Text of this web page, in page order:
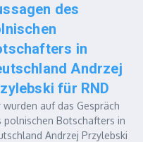
des
in
Andrzej
für RND
wurden auf das Gespräch
polnischen Botschafters in
Andrzej Przylebski